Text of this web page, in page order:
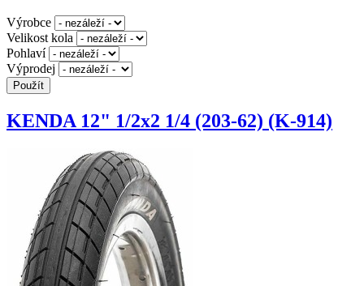
Výrobce
Velikost kola
Pohlaví
Výprodej
KENDA 12" 1/2x2 1/4 (203-62) (K-914)